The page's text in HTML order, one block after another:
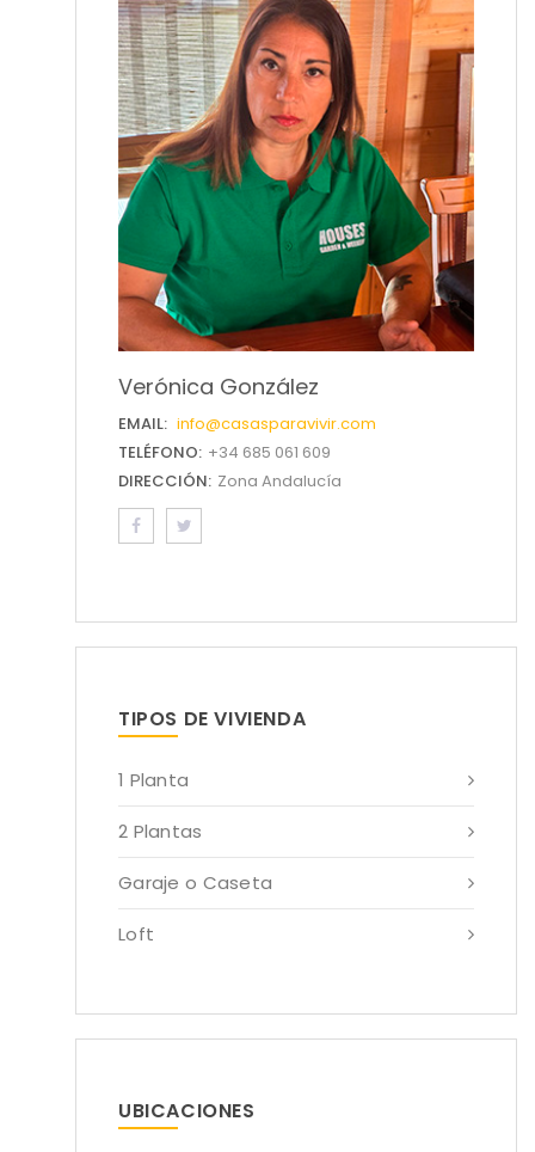
Verónica González
EMAIL: info@casasparavivir.com
TELÉFONO: +34 685 061 609
DIRECCIÓN: Zona Andalucía
TIPOS DE VIVIENDA
1 Planta
2 Plantas
Garaje o Caseta
Loft
UBICACIONES